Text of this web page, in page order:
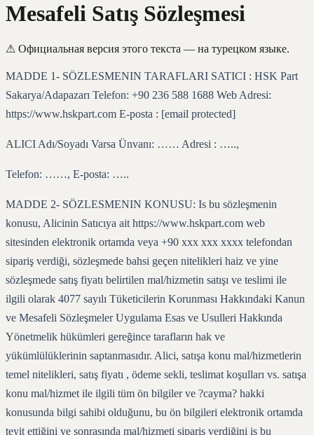
Mesafeli Satış Sözleşmesi
⚠ Официальная версия этого текста — на турецком языке.
MADDE 1- SÖZLESMENIN TARAFLARI SATICI : HSK Part
Sakarya/Adapazarı Telefon: +90 236 588 1688 Web Adresi:
https://www.hskpart.com E-posta : [email protected]
ALICI Adı/Soyadı Varsa Ünvanı: …… Adresi : …..,
Telefon: ……, E-posta: …..
MADDE 2- SÖZLESMENIN KONUSU: Is bu sözleşmenin
konusu, Alicinin Satıcıya ait https://www.hskpart.com web
sitesinden elektronik ortamda veya +90 xxx xxx xxxx telefondan
sipariş verdiği, sözleşmede bahsi geçen nitelikleri haiz ve yine
sözleşmede satış fiyatı belirtilen mal/hizmetin satışı ve teslimi ile
ilgili olarak 4077 sayılı Tüketicilerin Korunması Hakkındaki Kanun
ve Mesafeli Sözleşmeler Uygulama Esas ve Usulleri Hakkında
Yönetmelik hükümleri gereğince tarafların hak ve
yükümlülüklerinin saptanmasıdır. Alici, satışa konu mal/hizmetlerin
temel nitelikleri, satış fiyatı , ödeme sekli, teslimat koşulları vs. satışa
konu mal/hizmet ile ilgili tüm ön bilgiler ve ?cayma? hakki
konusunda bilgi sahibi olduğunu, bu ön bilgileri elektronik ortamda
teyit ettiğini ve sonrasında mal/hizmeti sipariş verdiğini is bu